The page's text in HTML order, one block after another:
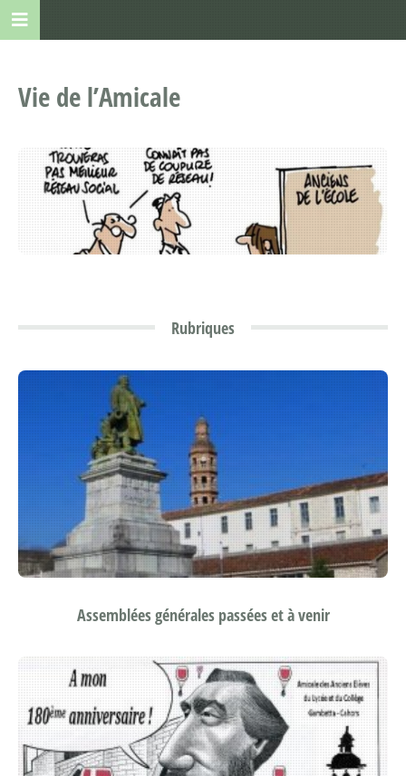
Vie de l’Amicale
Rubriques
Assemblées générales passées et à venir